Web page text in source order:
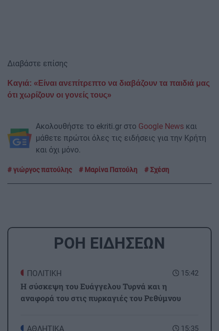
Διαβάστε επίσης
Καγιά: «Είναι ανεπίτρεπτο να διαβάζουν τα παιδιά μας
ότι χωρίζουν οι γονείς τους»
Ακολουθήστε το ekriti.gr στο Google News και
μάθετε πρώτοι όλες τις ειδήσεις για την Κρήτη
και όχι μόνο.
γιώργος πατούλης Μαρίνα Πατούλη Σχέση
ΡΟΗ ΕΙΔΗΣΕΩΝ
15:42
ΠΟΛΙΤΙΚΗ
Η σύσκεψη του Ευάγγελου Τυρνά και η
αναφορά του στις πυρκαγιές του Ρεθύμνου
15:35
ΑΘΛΗΤΙΚΑ